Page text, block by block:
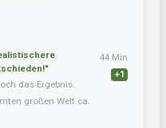
das Ergebnis.
großen Welt ca.
44 Min
+1